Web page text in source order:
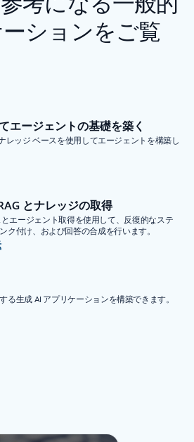
ションをご覧
エージェントの基礎を築く
レッジ ベースを使用してエージェントを構築し
とナレッジの取得
エージェント取得を使用して、反復的なステ
ク付け、および回答の合成を行います。
る生成 AI アプリケーションを構築できます。